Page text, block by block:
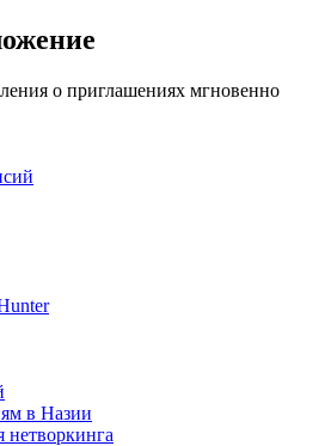
о приглашениях мгновенно
в Назии
нетворкинга